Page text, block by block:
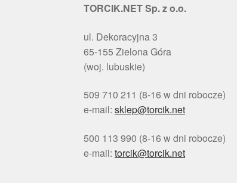
TORCIK.NET Sp. z o.o.
ul. Dekoracyjna 3
65-155 Zielona Góra
(woj. lubuskie)
509 710 211 (8-16 w dni robocze)
e-mail:sklep@torcik.net
500 113 990 (8-16 w dni robocze)
e-mail:torcik@torcik.net